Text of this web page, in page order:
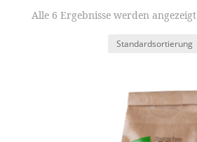
Alle 6 Ergebnisse werden angezeigt